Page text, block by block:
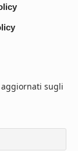
sugli